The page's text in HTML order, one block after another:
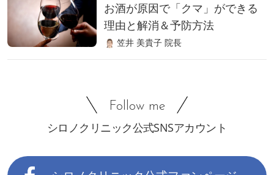
お酒が原因で「クマ」ができる
理由と解消＆予防方法
笠井 美貴子 院長
Follow me
シロノクリニック公式SNSアカウント